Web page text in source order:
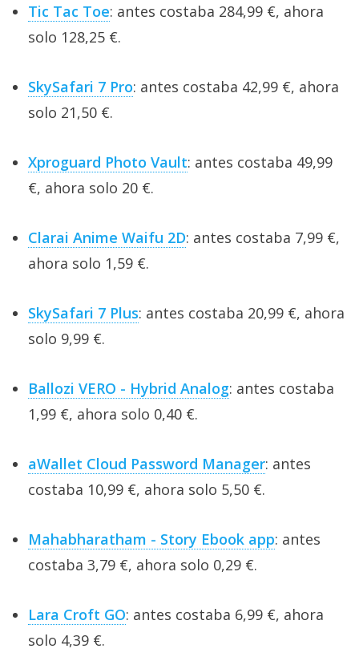
Tic Tac Toe: antes costaba 284,99 €, ahora
solo 128,25 €.
SkySafari 7 Pro: antes costaba 42,99 €, ahora
solo 21,50 €.
Xproguard Photo Vault: antes costaba 49,99
€, ahora solo 20 €.
Clarai Anime Waifu 2D: antes costaba 7,99 €,
ahora solo 1,59 €.
SkySafari 7 Plus: antes costaba 20,99 €, ahora
solo 9,99 €.
Ballozi VERO - Hybrid Analog: antes costaba
1,99 €, ahora solo 0,40 €.
aWallet Cloud Password Manager: antes
costaba 10,99 €, ahora solo 5,50 €.
Mahabharatham - Story Ebook app: antes
costaba 3,79 €, ahora solo 0,29 €.
Lara Croft GO: antes costaba 6,99 €, ahora
solo 4,39 €.